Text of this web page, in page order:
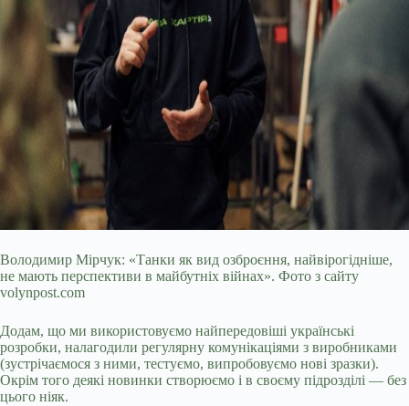
Володимир Мірчук: «Танки як вид озброєння, найвірогідніше,
не мають перспективи в майбутніх війнах». Фото з сайту
volynpost.com
Додам, що ми використовуємо найпередовіші українські
розробки, налагодили регулярну комунікаціями з виробниками
(зустрічаємося з ними, тестуємо, випробовуємо нові зразки).
Окрім того деякі новинки створюємо і в своєму підрозділі — без
цього ніяк.